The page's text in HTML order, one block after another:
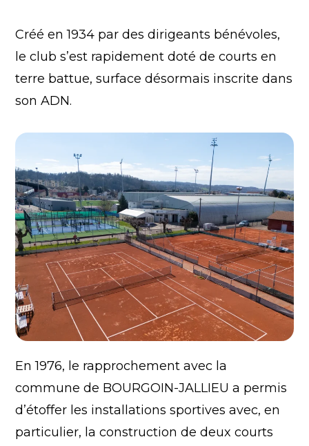
Créé en 1934 par des dirigeants bénévoles,
le club s’est rapidement doté de courts en
terre battue, surface désormais inscrite dans
son ADN.
En 1976, le rapprochement avec la
commune de BOURGOIN-JALLIEU a permis
d’étoffer les installations sportives avec, en
particulier, la construction de deux courts